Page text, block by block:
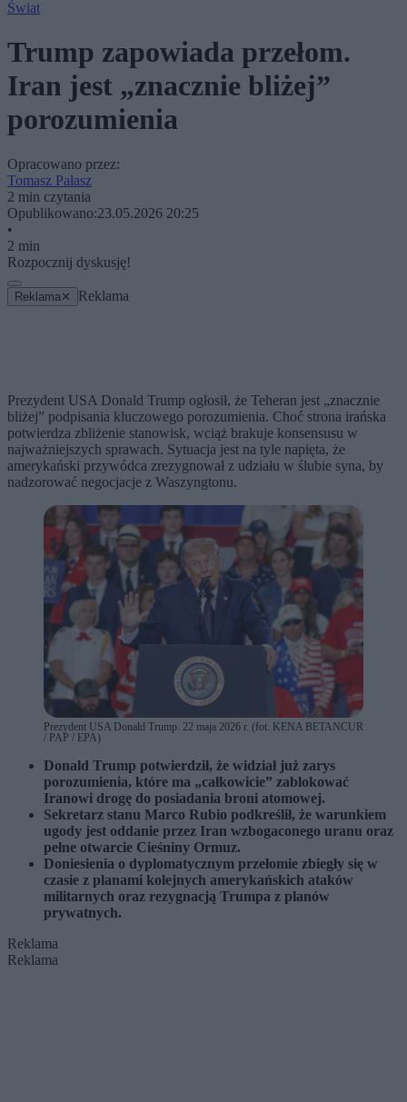
Świat
Trump zapowiada przełom.
Iran jest „znacznie bliżej”
porozumienia
Opracowano przez:
Tomasz Pałasz
2 min czytania
Opublikowano:23.05.2026 20:25
•
2 min
Rozpocznij dyskusję!
Reklama ✕ Reklama
Prezydent USA Donald Trump ogłosił, że Teheran jest „znacznie
bliżej” podpisania kluczowego porozumienia. Choć strona irańska
potwierdza zbliżenie stanowisk, wciąż brakuje konsensusu w
najważniejszych sprawach. Sytuacja jest na tyle napięta, że
amerykański przywódca zrezygnował z udziału w ślubie syna, by
nadzorować negocjacje z Waszyngtonu.
Prezydent USA Donald Trump. 22 maja 2026 r. (fot. KENA BETANCUR
/ PAP / EPA)
Donald Trump potwierdził, że widział już zarys
porozumienia, które ma „całkowicie” zablokować
Iranowi drogę do posiadania broni atomowej.
Sekretarz stanu Marco Rubio podkreślił, że warunkiem
ugody jest oddanie przez Iran wzbogaconego uranu oraz
pełne otwarcie Cieśniny Ormuz.
Doniesienia o dyplomatycznym przełomie zbiegły się w
czasie z planami kolejnych amerykańskich ataków
militarnych oraz rezygnacją Trumpa z planów
prywatnych.
Reklama
Reklama